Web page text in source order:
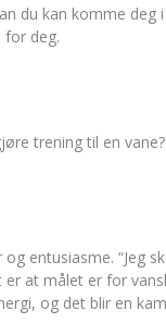
du kan komme
for deg.
trening til en
entusiasme. “Jeg
er at målet er for
og det blir en